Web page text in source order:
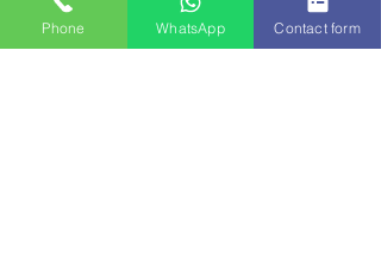
Phone WhatsApp Contact form